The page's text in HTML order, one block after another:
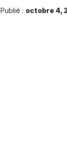
Publié : octobre 4,